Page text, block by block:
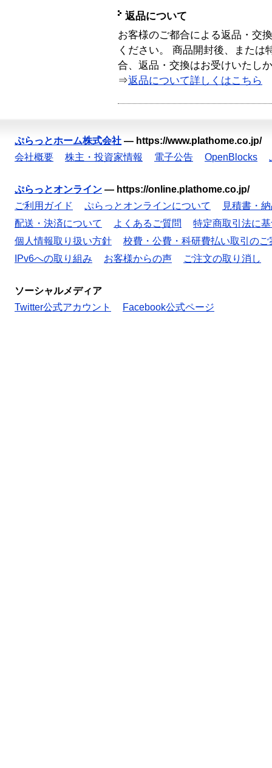
返品について
お客様のご都合による返品・交
ください。 商品開封後、または
合、返品・交換はお受けいたし
⇒返品について詳しくはこちら
ぷらっとホーム株式会社 — https://www.plathome.co.jp/
会社概要
株主・投資家情報 電子公告 OpenBlocks
ぷらっとオンライン — https://online.plathome.co.jp/
ご利用ガイド
ぷらっとオンラインについて
見積書・
配送・決済について
よくあるご質問
特定商取引法に
個人情報取り扱い方針
校費・公費・科研費払い取引のご
IPv6への取り組み
お客様からの声 ご注文の取り消し
ソーシャルメディア
Twitter公式アカウント
Facebook公式ページ